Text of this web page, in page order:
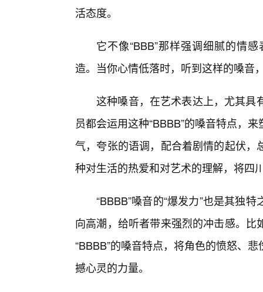
活态度。
它不像“BBB”那样强调细腻的情
造。当你心情低落时，听到这样的嗓音
这种嗓音，在艺术表达上，尤其具
员都会运用这种“BBBB”的嗓音特点，
气，夸张的语调，配合着剧情的起伏
种对生活的热爱和对艺术的理解，将四
“BBBB”嗓音的“爆发力”也是其独
向高潮，给听者带来强烈的冲击感。
“BBBB”的嗓音特点，将角色的愤怒、
撼心灵的力量。